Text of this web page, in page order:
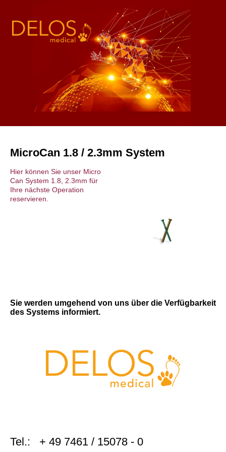
MicroCan 1.8 / 2.3mm System
Hier können Sie unser Micro
Can System 1.8, 2.3mm für
Ihre nächste Operation
reservieren.
Sie werden umgehend von uns über die Verfügbarkeit
des Systems informiert.
Tel.: + 49 7461 / 15078 - 0